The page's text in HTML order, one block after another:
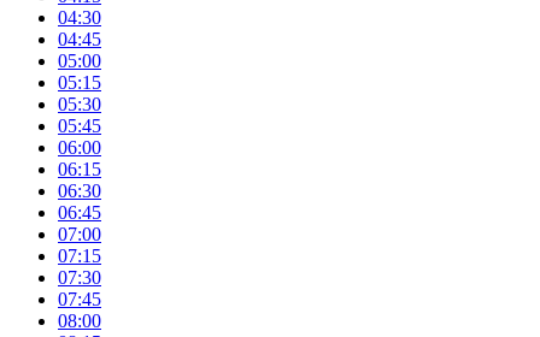
04:30
04:45
05:00
05:15
05:30
05:45
06:00
06:15
06:30
06:45
07:00
07:15
07:30
07:45
08:00